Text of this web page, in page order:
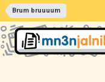
Brum bruuuum